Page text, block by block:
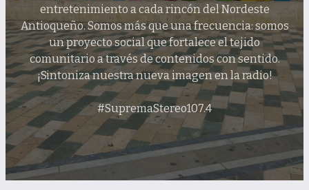
entretenimiento a cada rincón del Nordeste
Antioqueño. Somos más que una frecuencia: somos
un proyecto social que fortalece el tejido
comunitario a través de contenidos con sentido.
¡Sintoniza nuestra nueva imagen en la radio!
#SupremaStereo107.4